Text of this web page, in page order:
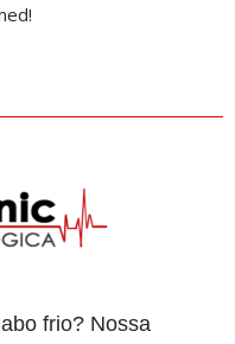
frio? Nossa